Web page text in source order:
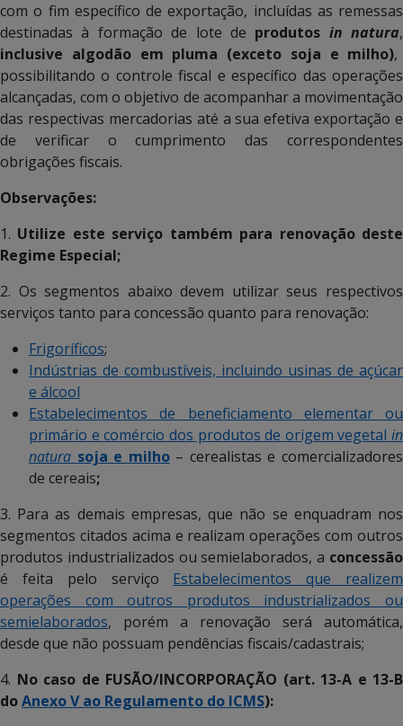
com o fim específico de exportação, incluídas as remessas
destinadas à formação de lote de produtos in natura,
inclusive algodão em pluma (exceto soja e milho),
possibilitando o controle fiscal e específico das operações
alcançadas, com o objetivo de acompanhar a movimentação
das respectivas mercadorias até a sua efetiva exportação e
de verificar o cumprimento das correspondentes
obrigações fiscais.
Observações:
1. Utilize este serviço também para renovação deste
Regime Especial;
2. Os segmentos abaixo devem utilizar seus respectivos
serviços tanto para concessão quanto para renovação:
Frigoríficos;
Indústrias de combustíveis, incluindo usinas de açúcar
e álcool
Estabelecimentos de beneficiamento elementar ou
primário e comércio dos produtos de origem vegetal in
natura soja e milho – cerealistas e comercializadores
de cereais;
3. Para as demais empresas, que não se enquadram nos
segmentos citados acima e realizam operações com outros
produtos industrializados ou semielaborados, a concessão
é feita pelo serviço
Estabelecimentos que realizem
operações com outros produtos industrializados ou
semielaborados, porém a renovação será automática,
desde que não possuam pendências fiscais/cadastrais;
4. No caso de FUSÃO/INCORPORAÇÃO (art. 13-A e 13-B
doAnexo V ao Regulamento do ICMS):